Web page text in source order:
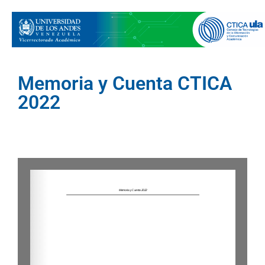
Memoria y Cuenta CTICA
2022